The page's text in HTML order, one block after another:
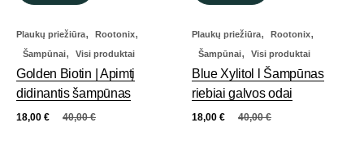
Plaukų priežiūra, Rootonix,
Šampūnai, Visi produktai
Golden Biotin | Apimtį
didinantis šampūnas
40,00€
18,00 €
Plaukų priežiūra, Rootonix,
Šampūnai, Visi produktai
Blue Xylitol l Šampūnas
riebiai galvos odai
40,00€
18,00 €